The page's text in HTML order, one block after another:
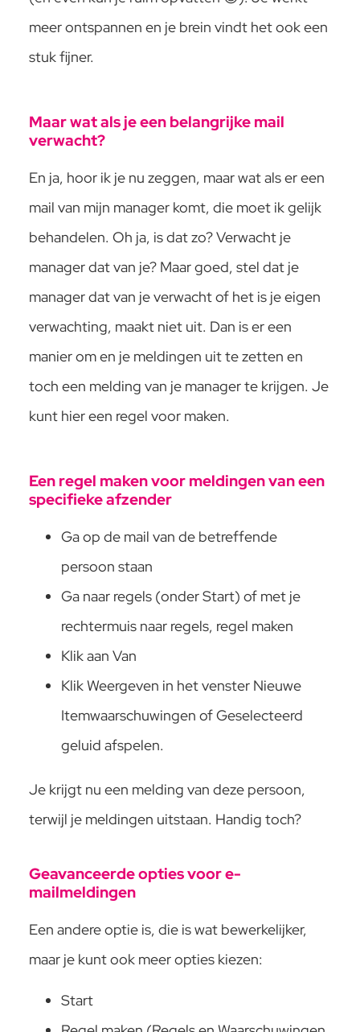
meer ontspannen en je brein vindt het ook een
stuk fijner.
Maar wat als je een belangrijke mail
verwacht?
En ja, hoor ik je nu zeggen, maar wat als er een
mail van mijn manager komt, die moet ik gelijk
behandelen. Oh ja, is dat zo? Verwacht je
manager dat van je? Maar goed, stel dat je
manager dat van je verwacht of het is je eigen
verwachting, maakt niet uit. Dan is er een
manier om en je meldingen uit te zetten en
toch een melding van je manager te krijgen. Je
kunt hier een regel voor maken.
Een regel maken voor meldingen van een
specifieke afzender
Ga op de mail van de betreffende
persoon staan
Ga naar regels (onder Start) of met je
rechtermuis naar regels, regel maken
Klik aan Van
Klik Weergeven in het venster Nieuwe
Itemwaarschuwingen of Geselecteerd
geluid afspelen.
Je krijgt nu een melding van deze persoon,
terwijl je meldingen uitstaan. Handig toch?
Geavanceerde opties voor e-
mailmeldingen
Een andere optie is, die is wat bewerkelijker,
maar je kunt ook meer opties kiezen:
Start